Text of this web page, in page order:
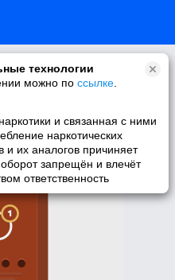
технологии
можно по ссылке
и связанная с ними
наркотических
и их аналогов причиняет
запрещён и влечёт
ответственность
версии для мобильных